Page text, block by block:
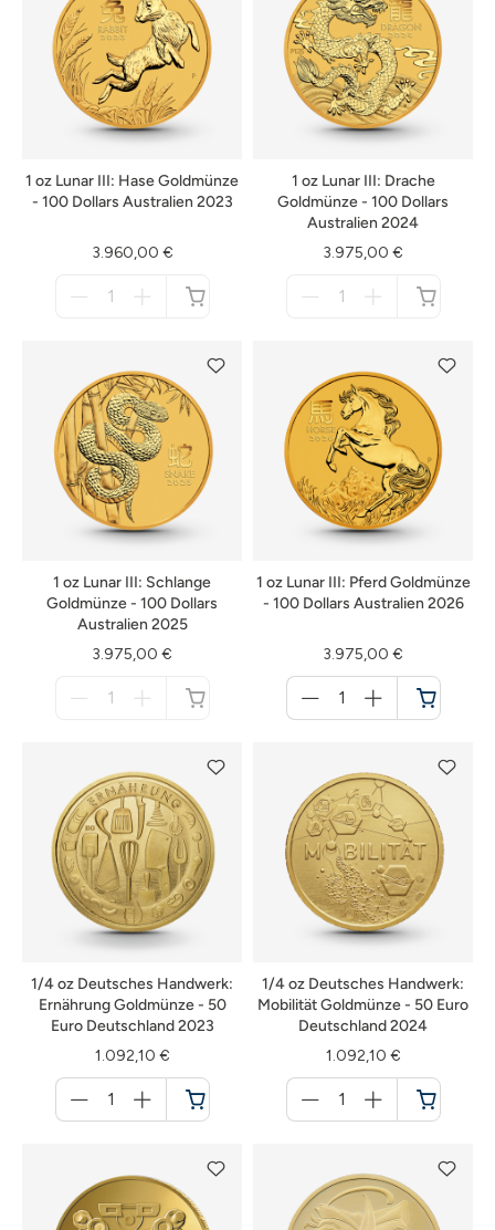
1 oz Lunar III: Hase Goldmünze
- 100 Dollars Australien 2023
3.960,00 €
1 oz Lunar III: Drache
Goldmünze - 100 Dollars
Australien 2024
3.975,00 €
1 oz Lunar III: Schlange
Goldmünze - 100 Dollars
Australien 2025
3.975,00 €
1 oz Lunar III: Pferd Goldmünze
- 100 Dollars Australien 2026
3.975,00 €
für
Warenkorb
1/4 oz Deutsches Handwerk:
Ernährung Goldmünze - 50
Euro Deutschland 2023
1.092,10 €
für
Warenkorb
1/4 oz Deutsches Handwerk:
Mobilität Goldmünze - 50 Euro
Deutschland 2024
1.092,10 €
für
Warenkorb